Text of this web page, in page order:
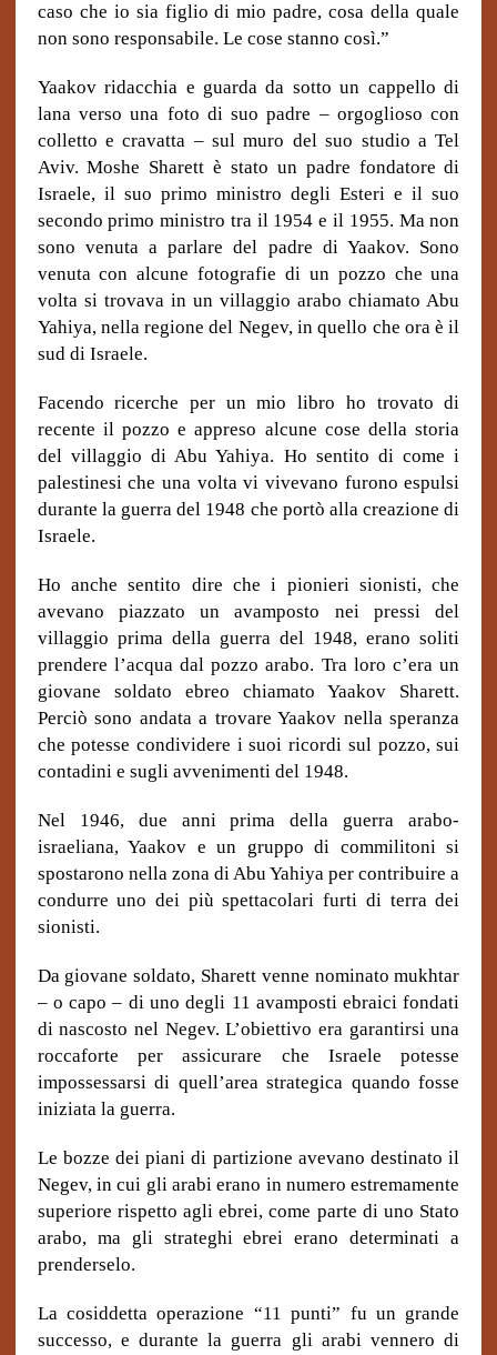
caso che io sia figlio di mio padre, cosa della quale
non sono responsabile. Le cose stanno così.”
Yaakov ridacchia e guarda da sotto un cappello di
lana verso una foto di suo padre – orgoglioso con
colletto e cravatta – sul muro del suo studio a Tel
Aviv. Moshe Sharett è stato un padre fondatore di
Israele, il suo primo ministro degli Esteri e il suo
secondo primo ministro tra il 1954 e il 1955. Ma non
sono venuta a parlare del padre di Yaakov. Sono
venuta con alcune fotografie di un pozzo che una
volta si trovava in un villaggio arabo chiamato Abu
Yahiya, nella regione del Negev, in quello che ora è il
sud di Israele.
Facendo ricerche per un mio libro ho trovato di
recente il pozzo e appreso alcune cose della storia
del villaggio di Abu Yahiya. Ho sentito di come i
palestinesi che una volta vi vivevano furono espulsi
durante la guerra del 1948 che portò alla creazione di
Israele.
Ho anche sentito dire che i pionieri sionisti, che
avevano piazzato un avamposto nei pressi del
villaggio prima della guerra del 1948, erano soliti
prendere l’acqua dal pozzo arabo. Tra loro c’era un
giovane soldato ebreo chiamato Yaakov Sharett.
Perciò sono andata a trovare Yaakov nella speranza
che potesse condividere i suoi ricordi sul pozzo, sui
contadini e sugli avvenimenti del 1948.
Nel 1946, due anni prima della guerra arabo-
israeliana, Yaakov e un gruppo di commilitoni si
spostarono nella zona di Abu Yahiya per contribuire a
condurre uno dei più spettacolari furti di terra dei
sionisti.
Da giovane soldato, Sharett venne nominato mukhtar
– o capo – di uno degli 11 avamposti ebraici fondati
di nascosto nel Negev. L’obiettivo era garantirsi una
roccaforte per assicurare che Israele potesse
impossessarsi di quell’area strategica quando fosse
iniziata la guerra.
Le bozze dei piani di partizione avevano destinato il
Negev, in cui gli arabi erano in numero estremamente
superiore rispetto agli ebrei, come parte di uno Stato
arabo, ma gli strateghi ebrei erano determinati a
prenderselo.
La cosiddetta operazione “11 punti” fu un grande
successo, e durante la guerra gli arabi vennero di